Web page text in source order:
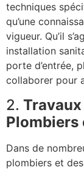
techniques
qu’une
vigueur. Qu’il
installation
porte d’entrée,
collaborer pour
2.
Plombiers
Dans de
plombiers et